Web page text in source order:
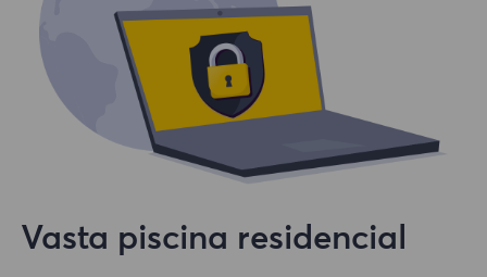
Vasta piscina residencial